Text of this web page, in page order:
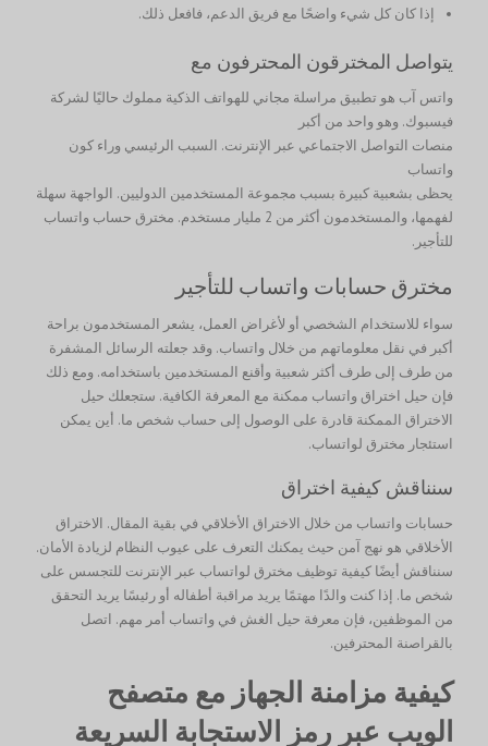
إذا كان كل شيء واضحًا مع فريق الدعم، فافعل ذلك.
يتواصل المخترقون المحترفون مع
واتس آب هو تطبيق مراسلة مجاني للهواتف الذكية مملوك حاليًا لشركة
فيسبوك. وهو واحد من أكبر
منصات التواصل الاجتماعي عبر الإنترنت. السبب الرئيسي وراء كون
واتساب
يحظى بشعبية كبيرة بسبب مجموعة المستخدمين الدوليين. الواجهة سهلة
لفهمها، والمستخدمون أكثر من 2 مليار مستخدم. مخترق حساب واتساب
للتأجير.
مخترق حسابات واتساب للتأجير
سواء للاستخدام الشخصي أو لأغراض العمل، يشعر المستخدمون براحة
أكبر في نقل معلوماتهم من خلال واتساب. وقد جعلته الرسائل المشفرة
من طرف إلى طرف أكثر شعبية وأقنع المستخدمين باستخدامه. ومع ذلك
فإن حيل اختراق واتساب ممكنة مع المعرفة الكافية. ستجعلك حيل
الاختراق الممكنة قادرة على الوصول إلى حساب شخص ما. أين يمكن
استئجار مخترق لواتساب.
سنناقش كيفية اختراق
حسابات واتساب من خلال الاختراق الأخلاقي في بقية المقال. الاختراق
الأخلاقي هو نهج آمن حيث يمكنك التعرف على عيوب النظام لزيادة الأمان.
سنناقش أيضًا كيفية توظيف مخترق لواتساب عبر الإنترنت للتجسس على
شخص ما. إذا كنت والدًا مهتمًا يريد مراقبة أطفاله أو رئيسًا يريد التحقق
من الموظفين، فإن معرفة حيل الغش في واتساب أمر مهم. اتصل
بالقراصنة المحترفين.
كيفية مزامنة الجهاز مع متصفح
الويب عبر رمز الاستجابة السريعة